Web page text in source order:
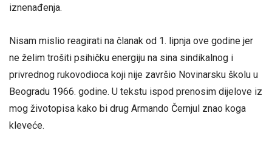
iznenađenja.
Nisam mislio reagirati na članak od 1. lipnja ove godine jer
ne želim trošiti psihičku energiju na sina sindikalnog i
privrednog rukovodioca koji nije završio Novinarsku školu u
Beogradu 1966. godine. U tekstu ispod prenosim dijelove iz
mog životopisa kako bi drug Armando Černjul znao koga
kleveće.